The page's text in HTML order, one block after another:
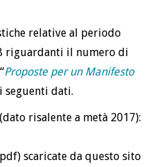
relative al periodo
riguardanti il numero di
Proposte per un Manifesto
seguenti dati.
risalente a metà 2017):
scaricate da questo sito